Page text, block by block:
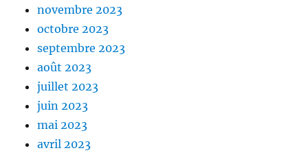
novembre 2023
octobre 2023
septembre 2023
août 2023
juillet 2023
juin 2023
mai 2023
avril 2023